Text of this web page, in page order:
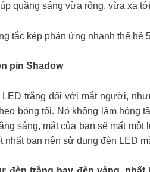
quầng sáng vừa rộng, vừa xa
tắc kép phản ứng nhanh thế hệ
pin Shadow
trắng đối với mắt người,
bóng tối. Nó không làm hỏng
sáng, mắt của bạn sẽ mất
bạn nên sử dụng đèn LED